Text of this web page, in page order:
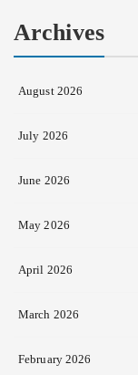
Archives
August 2026
July 2026
June 2026
May 2026
April 2026
March 2026
February 2026